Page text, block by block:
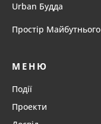
Urban Будда
Простір Майбутнього
МЕНЮ
Події
Проекти